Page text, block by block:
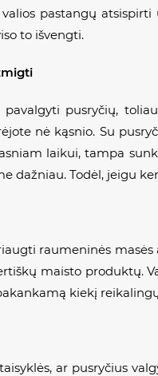
pastangų
to išvengti.
migti
pusryčių,
nė kąsnio. Su
laikui, tampa
dažniau. Todėl, jeigu
raumeninės
maisto produktų.
kiekį
ar pusryčius